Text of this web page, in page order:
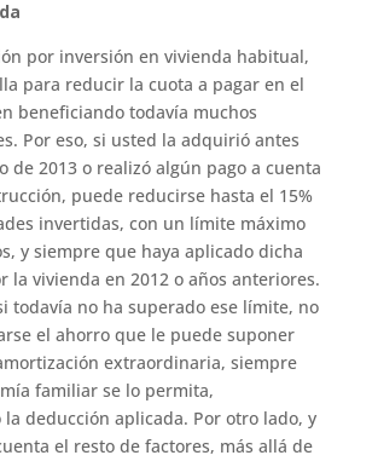
por inversión en vivienda habitual,
para reducir la cuota a pagar en el
beneficiando todavía muchos
Por eso, si usted la adquirió antes
de 2013 o realizó algún pago a cuenta
puede reducirse hasta el 15%
invertidas, con un límite máximo
y siempre que haya aplicado dicha
la vivienda en 2012 o años anteriores.
todavía no ha superado ese límite, no
el ahorro que le puede suponer
extraordinaria, siempre
familiar se lo permita,
deducción aplicada. Por otro lado, y
el resto de factores, más allá de